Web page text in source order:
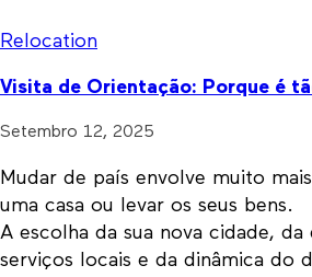
Relocation
Visita de Orientação: Porque é
Setembro 12, 2025
Mudar de país envolve muito
uma casa ou levar os seus bens.
A escolha da sua nova cidade, da
serviços locais e da dinâmica do